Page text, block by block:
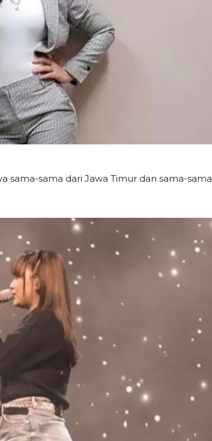
sama-sama dari Jawa Timur dan sama-sama